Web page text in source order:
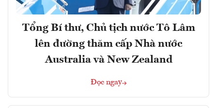
Tổng Bí thư, Chủ tịch nước Tô Lâm
lên đường thăm cấp Nhà nước
Australia và New Zealand
Đọc ngay